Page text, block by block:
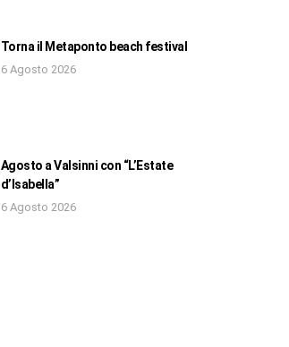
Torna il Metaponto beach festival
6 Agosto 2026
Agosto a Valsinni con “L’Estate
d’Isabella”
6 Agosto 2026